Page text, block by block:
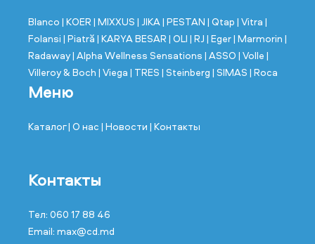
Blanco | KOER | MIXXUS | JIKA| PESTAN | Qtap | Vitra |
Folansi | Piatră | KARYA BESAR | OLI | RJ | Eger| Marmorin |
Radaway| Alpha Wellness Sensations | ASSO | Volle |
Villeroy & Boch | Viega | TRES | Steinberg | SIMAS | Roca
Меню
Каталог| О нас | Новости | Контакты
Контакты
Тел: 060 17 88 46
Email: max@cd.md